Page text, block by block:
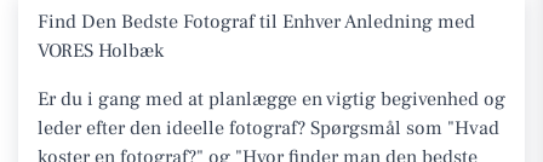
Find Den Bedste Fotograf til Enhver Anledning med
VORES Holbæk
Er du i gang med at planlægge en vigtig begivenhed og
leder efter den ideelle fotograf? Spørgsmål som "Hvad
koster en fotograf?" og "Hvor finder man den bedste